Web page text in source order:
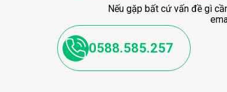
Nếu gặp bất cứ vấn đề gì
0588.585.257